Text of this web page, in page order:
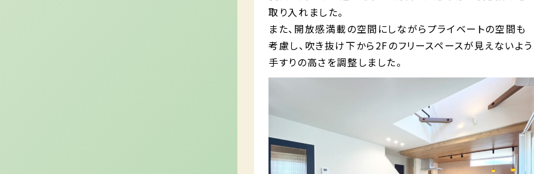
取り入れました。
また、開放感満載の空間にしながらプライベートの空間も
考慮し、吹き抜け下から2Fのフリースペースが見えないよう
手すりの高さを調整しました。